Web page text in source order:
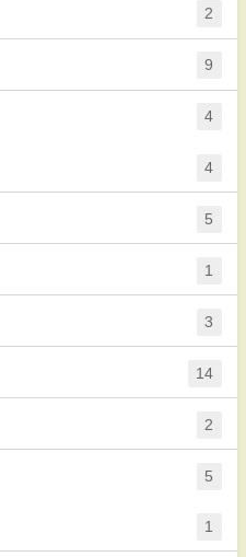
2
9
4
4
5
1
3
14
2
5
1